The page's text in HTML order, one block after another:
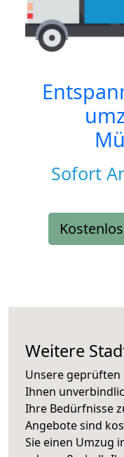
Sofort
Weitere
Unsere
Ihnen
Ihre Bedürfnisse
Angebote sind
Sie einen Umzug